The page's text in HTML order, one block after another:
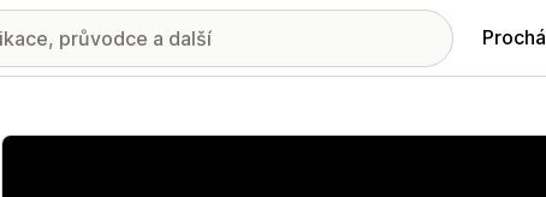
Galerie propagovaných obrázků